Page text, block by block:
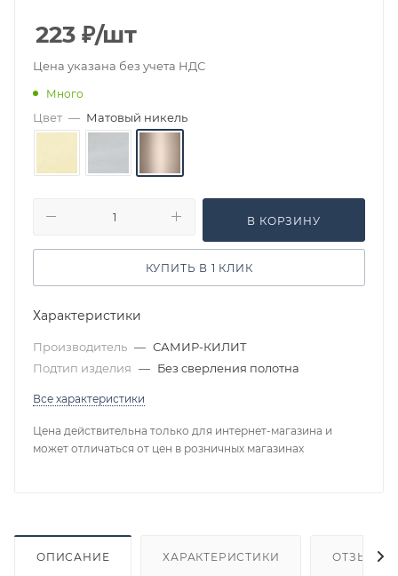
223 ₽/шт
Цена указана без учета НДС
Много
Цвет — Матовый никель
В КОРЗИНУ
КУПИТЬ В 1 КЛИК
Характеристики
Производитель — САМИР-КИЛИТ
Подтип изделия — Без сверления полотна
Все характеристики
Цена действительна только для интернет-магазина и
может отличаться от цен в розничных магазинах
ОПИСАНИЕ ХАРАКТЕРИСТИКИ ОТЗЫВЫ